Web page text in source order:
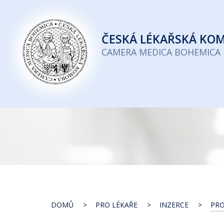
Česká
lékařská
komora
ČESKÁ LÉKAŘSKÁ
CAMERA MEDICA BOHEMICA
DOMŮ PRO LÉKAŘE INZERCE